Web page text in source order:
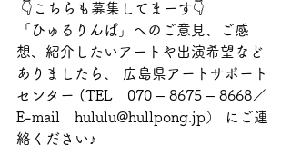
👇こちらも募集してまーす👇
「ひゅるりんぱ」へのご意見、ご感
想、紹介したいアートや出演希望など
ありましたら、 広島県アートサポート
センター (TEL　070 – 8675 – 8668／
E-mail　hululu@hullpong.jp） にご連
絡ください♪